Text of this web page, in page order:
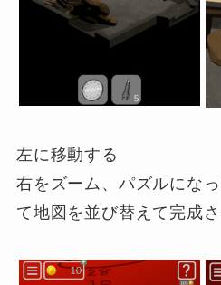
左に移動する
右をズーム、パズルにな
て地図を並び替えて完成